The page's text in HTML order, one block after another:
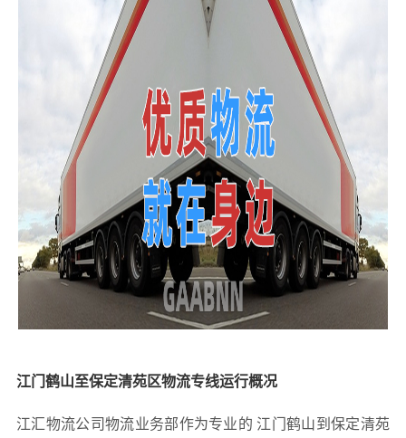
江门鹤山至保定清苑区物流专线运行概况
江汇物流公司物流业务部作为专业的 江门鹤山到保定清苑